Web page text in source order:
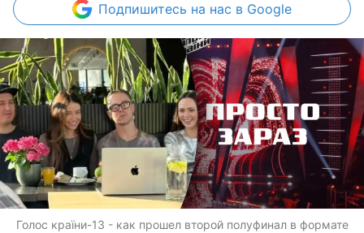
Подпишитесь на нас в Google
Голос країни-13 - как прошел второй полуфинал в формате